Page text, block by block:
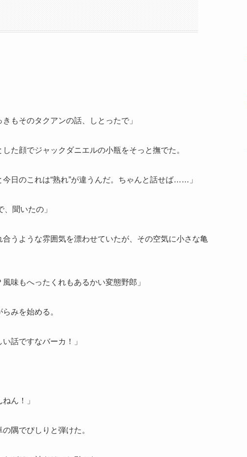
もそのタクアンの話、しとったで」
た顔でジャックダニエルの小瓶をそっと撫でた。
日のこれは“熟れ”が違うんだ。ちゃんと話せば……」
聞いたの」
うような雰囲気を漂わせていたが、その空気に小さな亀
味もへったくれもあるかい変態野郎」
みを始める。
話ですなバーカ！」
ん！」
隅でぴしりと弾けた。